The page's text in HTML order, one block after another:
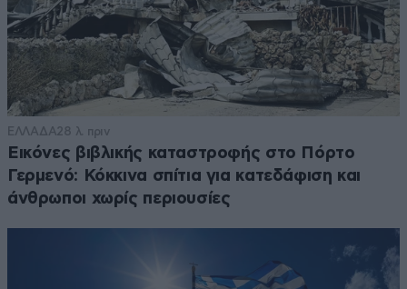
ΕΛΛΑΔΑ28 λ. πριν
Εικόνες βιβλικής καταστροφής στο Πόρτο
Γερμενό: Κόκκινα σπίτια για κατεδάφιση και
άνθρωποι χωρίς περιουσίες